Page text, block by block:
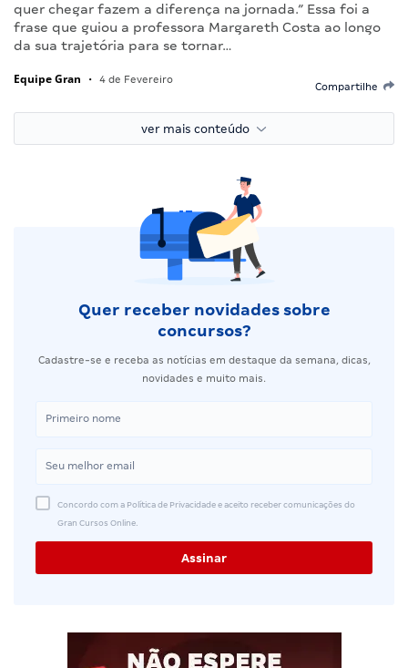
quer chegar fazem a diferença na jornada.” Essa foi a
frase que guiou a professora Margareth Costa ao longo
da sua trajetória para se tornar…
Equipe Gran • 4 de Fevereiro
Compartilhe
ver mais conteúdo
Quer receber novidades sobre
concursos?
Cadastre-se e receba as notícias em destaque da semana, dicas,
novidades e muito mais.
Concordo com a Política de Privacidade e aceito receber comunicações do
Gran Cursos Online.